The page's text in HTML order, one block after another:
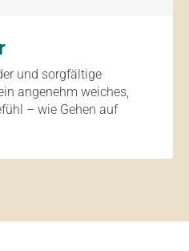
und sorgfältige
angenehm weiches,
– wie Gehen auf